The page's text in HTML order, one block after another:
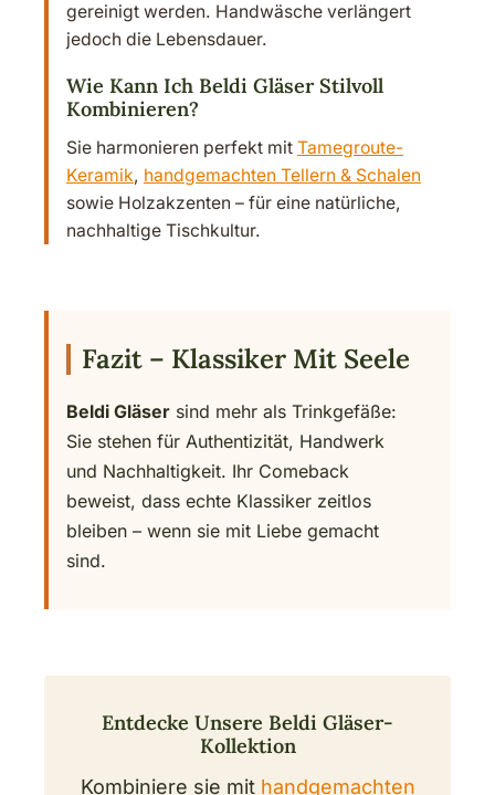
gereinigt werden. Handwäsche verlängert
jedoch die Lebensdauer.
Wie Kann Ich Beldi Gläser Stilvoll
Kombinieren?
Sie harmonieren perfekt mit Tamegroute-
Keramik, handgemachten Tellern & Schalen
sowie Holzakzenten – für eine natürliche,
nachhaltige Tischkultur.
Fazit – Klassiker Mit Seele
Beldi Gläser sind mehr als Trinkgefäße:
Sie stehen für Authentizität, Handwerk
und Nachhaltigkeit. Ihr Comeback
beweist, dass echte Klassiker zeitlos
bleiben – wenn sie mit Liebe gemacht
sind.
Entdecke Unsere Beldi Gläser-
Kollektion
Kombiniere sie mit handgemachten